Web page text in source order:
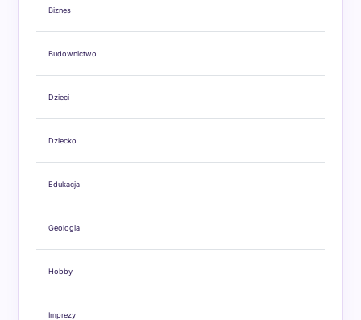
Biznes
Budownictwo
Dzieci
Dziecko
Edukacja
Geologia
Hobby
Imprezy